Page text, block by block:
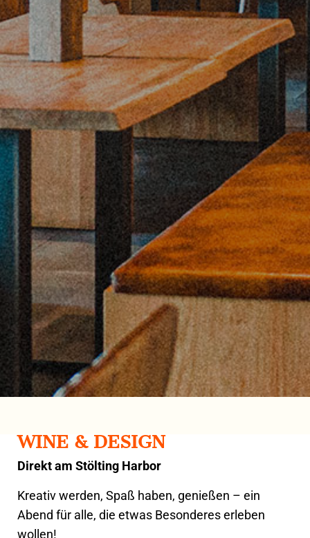
WINE & DESIGN
Direkt am Stölting Harbor
Kreativ werden, Spaß haben, genießen – ein
Abend für alle, die etwas Besonderes erleben
wollen!